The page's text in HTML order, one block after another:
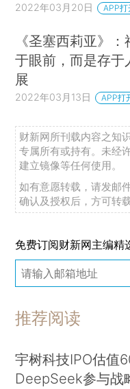
2022年03月20日 APP打
《圣塞西莉亚》
于眼前，而是存于
展
2022年03月13日 APP打
财新网所刊载内容之知
专属所有或持有。未经
建立镜像等任何使用。
如有意愿转载，请发邮
确认及授权后，方可转载
免费订阅财新网主编精
推荐阅读
宇树科技IPO估值
DeepSeek参与战